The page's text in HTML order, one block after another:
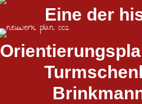
Eine der